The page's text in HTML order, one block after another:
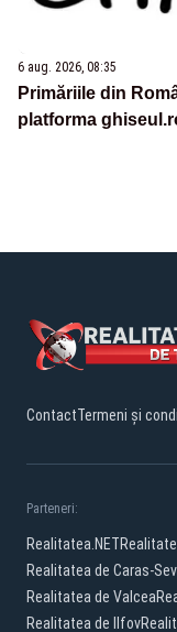
6 aug. 2026, 08:35
Primăriile din
platforma
ContactTermeni și
Parteneri:
Realitatea.NET
Realitatea de Caras-
Realitatea de Valcea
Realitatea de Ilfov